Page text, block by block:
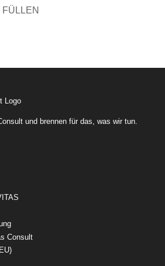
und brennen für das, was wir tun.
Consult